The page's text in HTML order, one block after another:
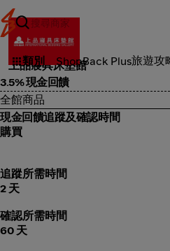
類別 ShopBack Plus旅遊攻
品味風格
上品寢具床墊館
3.5% 現金回饋
全館商品
現金回饋追蹤及確認時間
購買
追蹤所需時間
2 天
確認所需時間
60 天